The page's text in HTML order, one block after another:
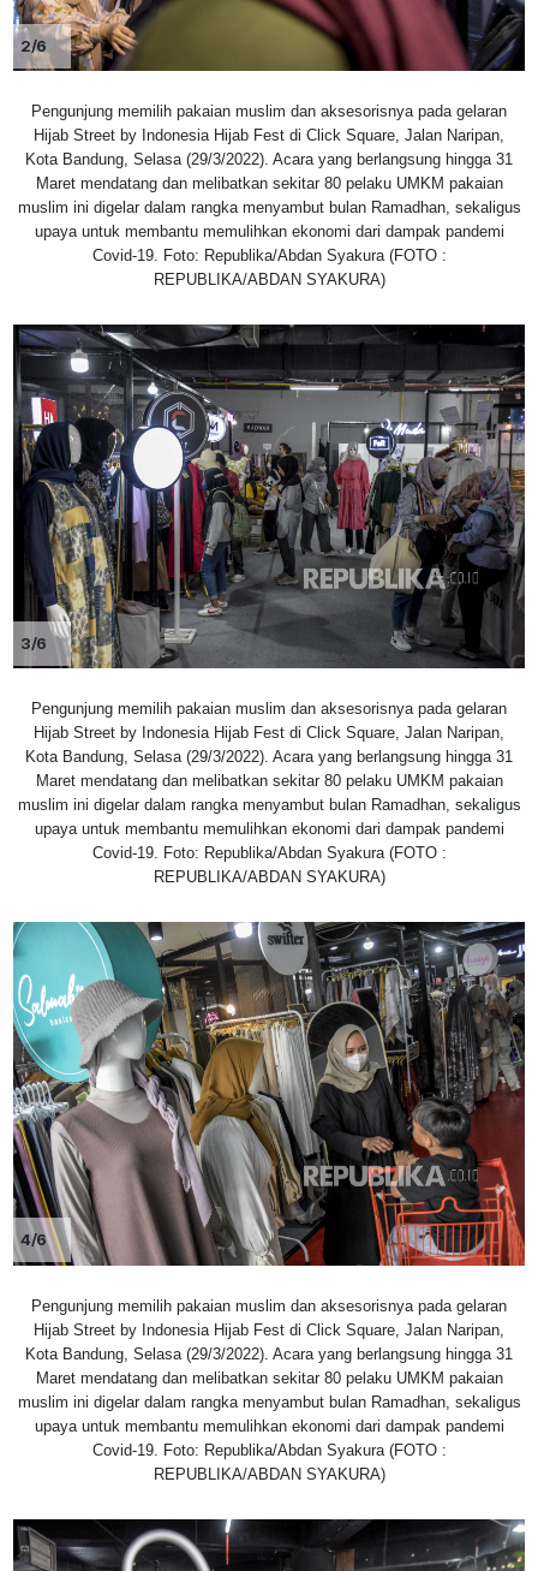
2/6
Pengunjung memilih pakaian muslim dan aksesorisnya pada gelaran
Hijab Street by Indonesia Hijab Fest di Click Square, Jalan Naripan,
Kota Bandung, Selasa (29/3/2022). Acara yang berlangsung hingga 31
Maret mendatang dan melibatkan sekitar 80 pelaku UMKM pakaian
muslim ini digelar dalam rangka menyambut bulan Ramadhan, sekaligus
upaya untuk membantu memulihkan ekonomi dari dampak pandemi
Covid-19. Foto: Republika/Abdan Syakura (FOTO :
REPUBLIKA/ABDAN SYAKURA)
3/6
Pengunjung memilih pakaian muslim dan aksesorisnya pada gelaran
Hijab Street by Indonesia Hijab Fest di Click Square, Jalan Naripan,
Kota Bandung, Selasa (29/3/2022). Acara yang berlangsung hingga 31
Maret mendatang dan melibatkan sekitar 80 pelaku UMKM pakaian
muslim ini digelar dalam rangka menyambut bulan Ramadhan, sekaligus
upaya untuk membantu memulihkan ekonomi dari dampak pandemi
Covid-19. Foto: Republika/Abdan Syakura (FOTO :
REPUBLIKA/ABDAN SYAKURA)
4/6
Pengunjung memilih pakaian muslim dan aksesorisnya pada gelaran
Hijab Street by Indonesia Hijab Fest di Click Square, Jalan Naripan,
Kota Bandung, Selasa (29/3/2022). Acara yang berlangsung hingga 31
Maret mendatang dan melibatkan sekitar 80 pelaku UMKM pakaian
muslim ini digelar dalam rangka menyambut bulan Ramadhan, sekaligus
upaya untuk membantu memulihkan ekonomi dari dampak pandemi
Covid-19. Foto: Republika/Abdan Syakura (FOTO :
REPUBLIKA/ABDAN SYAKURA)